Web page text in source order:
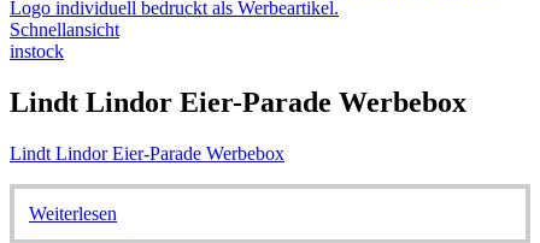
Schnellansicht
instock
Lindt Lindor Eier-Parade Werbebox
Lindt Lindor Eier-Parade Werbebox
Weiterlesen